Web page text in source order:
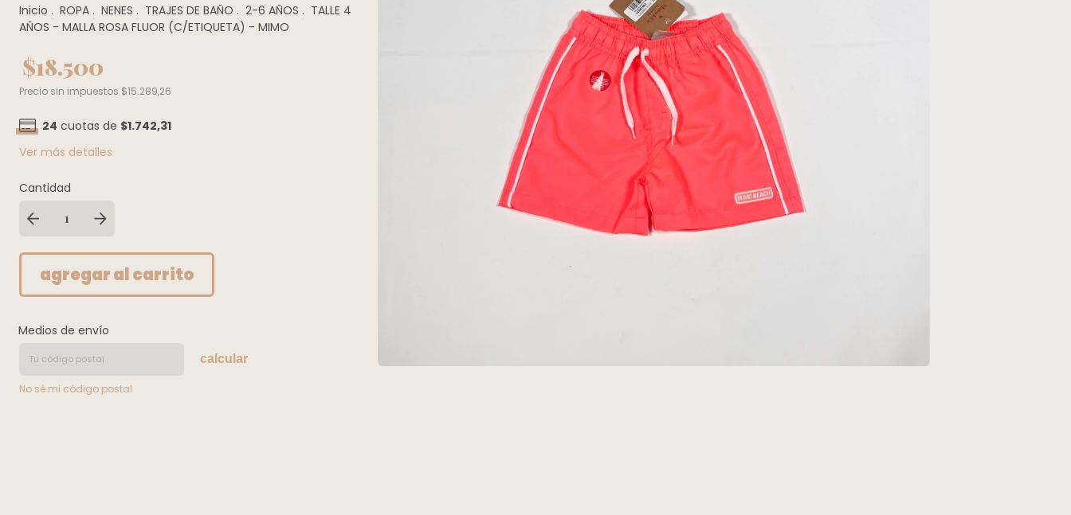
Inicio . ROPA . NENES . TRAJES DE BAÑO . 2-6 AÑOS . TALLE 4
AÑOS - MALLA ROSA FLUOR (C/ETIQUETA) - MIMO
$18.500
Precio sin impuestos $15.289,26
24 cuotas de $1.742,31
Ver más detalles
Cantidad
Medios de envío
calcular
No sé mi código postal